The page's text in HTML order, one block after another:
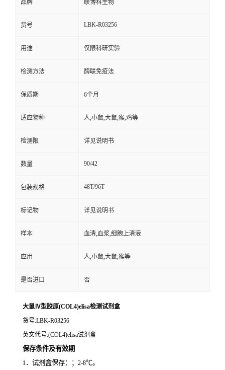
品牌 联博科生物
货号 LBK-R03256
用途 仅限科研实验
检测方法 酶联免疫法
保质期 6个月
适应物种 人,小鼠,大鼠,猴,鸡等
检测限 详见说明书
数量 90/42
包装规格 48T/96T
标记物 详见说明书
样本 血清,血浆,细胞上清液
应用 人,小鼠,大鼠,猴等
是否进口 否
大鼠Ⅳ型胶原(COL4)elisa检测试剂盒
货号:LBK-R03256
英文代号:(COL4)elisa试剂盒
保存条件及有效期
1．试剂盒保存：； 2-8℃。